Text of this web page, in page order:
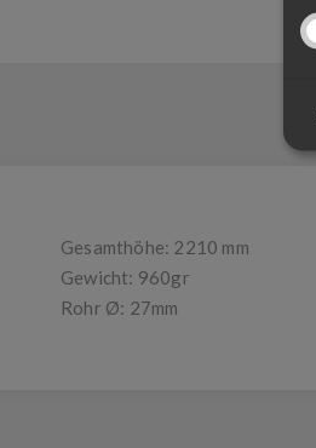
Gesamthöhe: 2210 mm
Gewicht: 960gr
Rohr Ø: 27mm